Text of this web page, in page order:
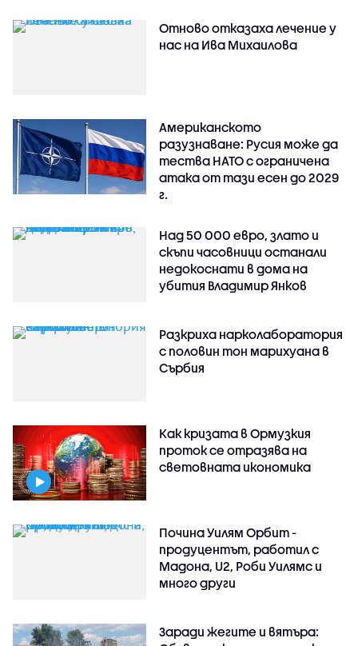
Отново отказаха лечение у
нас на Ива Михаилова
Американското
разузнаване: Русия може да
тества НАТО с ограничена
атака от тази есен до 2029
г.
Над 50 000 евро, злато и
скъпи часовници останали
недокоснати в дома на
убития Владимир Янков
Разкриха нарколаборатория
с половин тон марихуана в
Сърбия
Как кризата в Ормузкия
проток се отразява на
световната икономика
Почина Уилям Орбит -
продуцентът, работил с
Мадона, U2, Роби Уилямс и
много други
Заради жегите и вятъра: